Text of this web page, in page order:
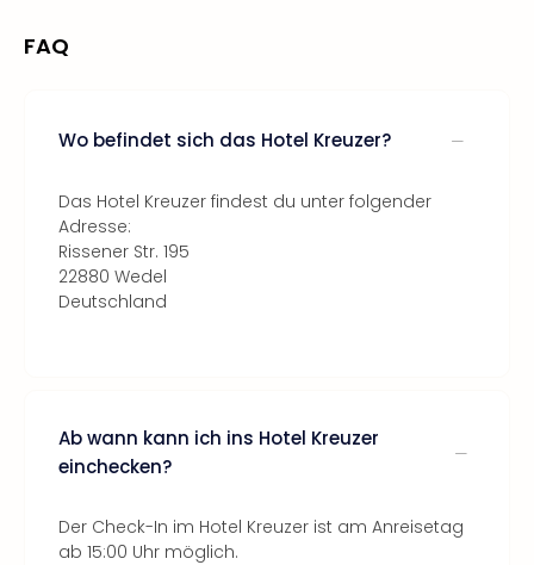
FAQ
Wo befindet sich das Hotel Kreuzer?
Das Hotel Kreuzer findest du unter folgender
Adresse:
Rissener Str. 195
22880 Wedel
Deutschland
Ab wann kann ich ins Hotel Kreuzer
einchecken?
Der Check-In im Hotel Kreuzer ist am Anreisetag
ab 15:00 Uhr möglich.